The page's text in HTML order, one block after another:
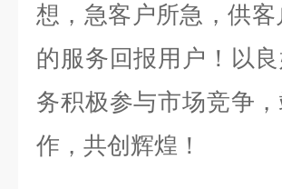
想，急客户所急，供
的服务回报用户！以
务积极参与市场竞争
作，共创辉煌！